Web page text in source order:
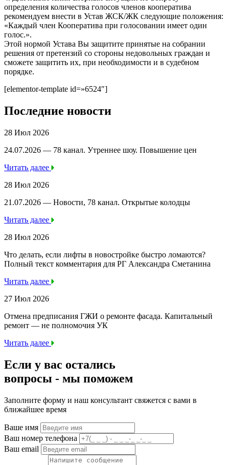
определения количества голосов членов кооператива
рекомендуем внести в Устав ЖСК/ЖК следующие положения:
«Каждый член Кооператива при голосовании имеет один
голос.».
Этой нормой Устава Вы защитите принятые на собрании
решения от претензий со стороны недовольных граждан и
сможете защитить их, при необходимости и в судебном
порядке.
[elementor-template id=»6524″]
Последние новости
28 Июл 2026
24.07.2026 — 78 канал. Утреннее шоу. Повышение цен
Читать далее
28 Июл 2026
21.07.2026 — Новости, 78 канал. Открытые колодцы
Читать далее
28 Июл 2026
Что делать, если лифты в новостройке быстро ломаются?
Полный текст комментария для РГ Александра Сметанина
Читать далее
27 Июл 2026
Отмена предписания ГЖИ о ремонте фасада. Капитальный
ремонт — не полномочия УК
Читать далее
Если у вас остались
вопросы - мы поможем
Заполните форму и наш консультант свяжется с вами в
ближайшее время
Ваше имя
Ваш номер телефона
Ваш email